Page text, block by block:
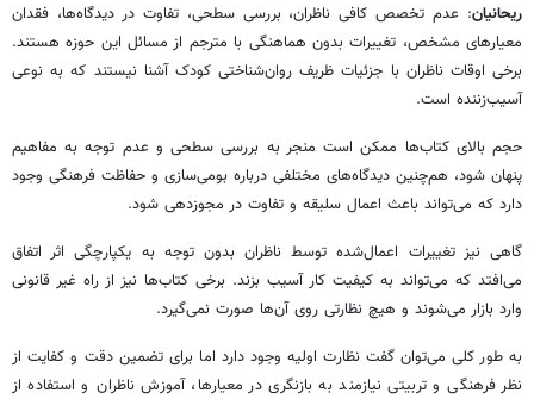
ریحانیان: عدم تخصص کافی ناظران، بررسی سطحی، تفاوت در دیدگاه‌ها، فقدان
معیارهای مشخص، تغییرات بدون هماهنگی با مترجم از مسائل این حوزه هستند.
برخی اوقات ناظران با جزئیات ظریف روان‌شناختی کودک آشنا نیستند که به نوعی
آسیب‌زننده است.
حجم بالای کتاب‌ها ممکن است منجر به بررسی سطحی و عدم توجه به مفاهیم
پنهان شود، هم‌چنین دیدگاه‌های مختلفی درباره بومی‌سازی و حفاظت فرهنگی وجود
دارد که می‌تواند باعث اعمال سلیقه و تفاوت در مجوزدهی شود.
گاهی نیز تغییرات اعمال‌شده توسط ناظران بدون توجه به یکپارچگی اثر اتفاق
می‌افتد که می‌تواند به کیفیت کار آسیب بزند. برخی کتاب‌ها نیز از راه غیر قانونی
وارد بازار می‌شوند و هیچ نظارتی روی آن‌ها صورت نمی‌گیرد.
به طور کلی می‌توان گفت نظارت اولیه وجود دارد اما برای تضمین دقت و کفایت از
نظر فرهنگی و تربیتی نیازمند به بازنگری در معیارها، آموزش ناظران و استفاده از